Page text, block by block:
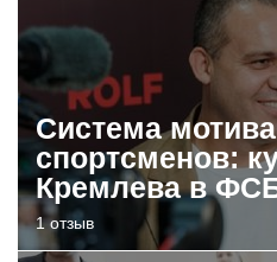
Система
спортсменов:
Кремлева в
1 отзыв